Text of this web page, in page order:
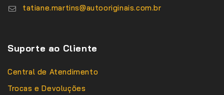
tatiane.martins@autooriginais.com.br
Suporte ao Cliente
Central de Atendimento
Trocas e Devoluções